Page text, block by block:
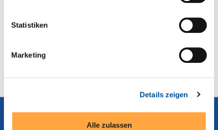
Statistiken
Marketing
Details zeigen
Alle zulassen
Technische Details
Produktblatt